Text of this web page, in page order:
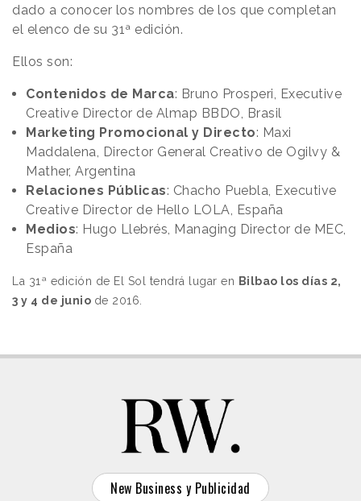
dado a conocer los nombres de los que completan
el elenco de su 31ª edición.
Ellos son:
Contenidos de Marca: Bruno Prosperi, Executive
Creative Director de Almap BBDO, Brasil
Marketing Promocional y Directo: Maxi
Maddalena, Director General Creativo de Ogilvy &
Mather, Argentina
Relaciones Públicas: Chacho Puebla, Executive
Creative Director de Hello LOLA, España
Medios: Hugo Llebrés, Managing Director de MEC,
España
La 31ª edición de El Sol tendrá lugar en Bilbao los días 2,
3 y 4 de junio de 2016.
New Business y Publicidad